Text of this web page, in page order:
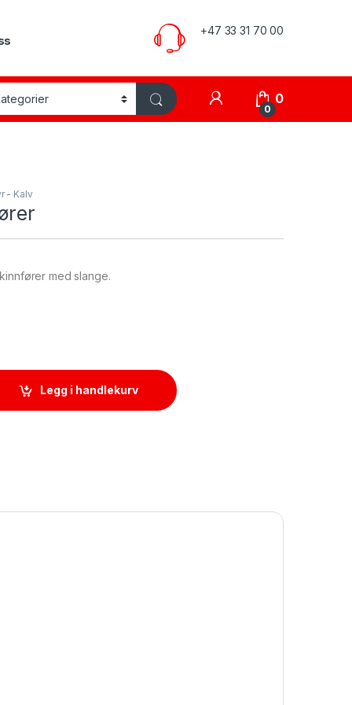
+47 33 31 70 00
My Account
0
0
- Kalv
med slange.
Legg i handlekurv